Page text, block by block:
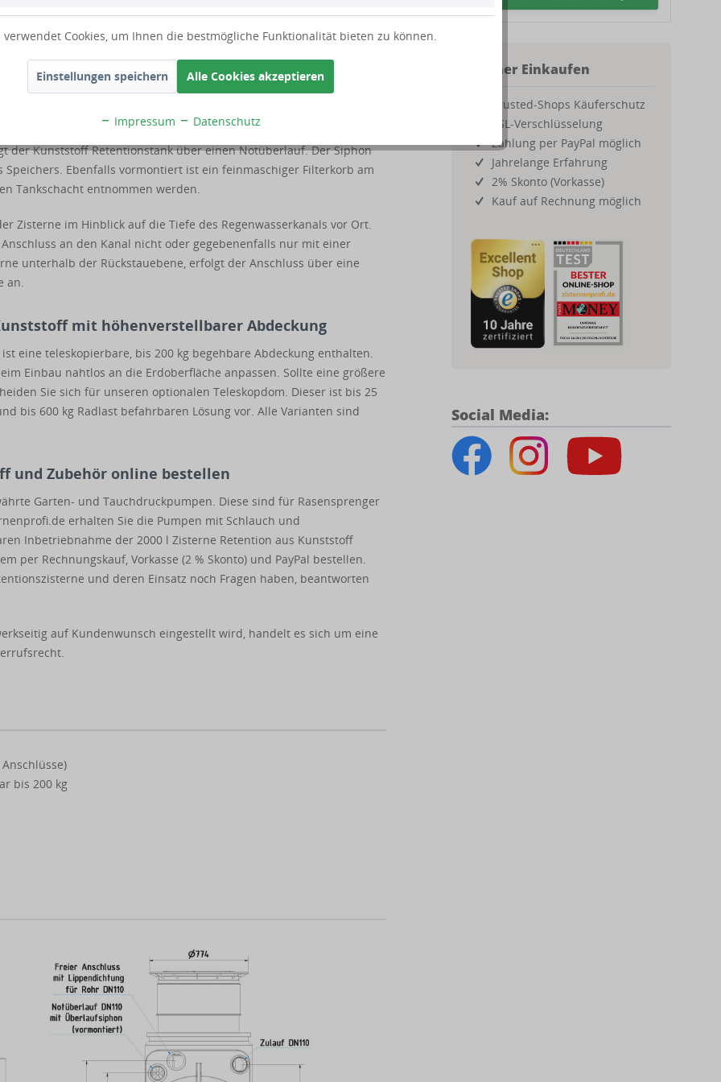
auch als3400 l Modellerhältlich.
für die sichere Retention
schwimmenden Drosselventil ausgestattet. Die
Sie ab Werk individuell eingestellt. Bitte vermerken Sie den
der Kunststoff Retentionstank über einen Notüberlauf. Der Siphon
Ebenfalls vormontiert ist ein feinmaschiger Filterkorb am
Tankschacht entnommen werden.
Zisterne im Hinblick auf die Tiefe des Regenwasserkanals vor Ort.
an den Kanal nicht oder gegebenenfalls nur mit einer
unterhalb der Rückstauebene, erfolgt der Anschluss über eine
an.
mit höhenverstellbarer Abdeckung
eine teleskopierbare, bis 200 kg begehbare Abdeckung enthalten.
Einbau nahtlos an die Erdoberfläche anpassen. Sollte eine größere
Sie sich für unseren optionalen Teleskopdom. Dieser ist bis 25
bis 600 kg Radlast befahrbaren Lösung vor. Alle Varianten sind
und Zubehör online bestellen
Garten- und Tauchdruckpumpen. Diese sind für Rasensprenger
erhalten Sie die Pumpen mit Schlauch und
Inbetriebnahme der 2000 l Zisterne Retention aus Kunststoff
per Rechnungskauf, Vorkasse (2 % Skonto) und PayPal bestellen.
und deren Einsatz noch Fragen haben, beantworten
auf Kundenwunsch eingestellt wird, handelt es sich um eine
bis 200 kg
Sicher Einkaufen
Trusted-Shops Käuferschutz
SSL-Verschlüsselung
Zahlung per PayPal möglich
Jahrelange Erfahrung
2% Skonto (Vorkasse)
Kauf auf Rechnung möglich
Social Media:
verwendet Cookies, um Ihnen die bestmögliche Funktionalität bieten zu können.
Einstellungen speichern Alle Cookies akzeptieren
Impressum Datenschutz